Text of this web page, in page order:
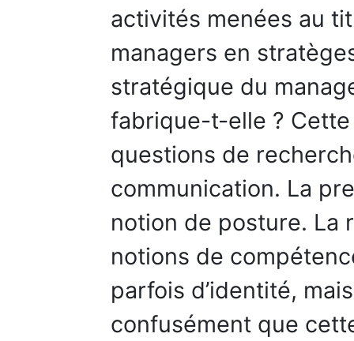
activités menées au
managers en
stratégique du
fabrique-t-elle ?
questions de
communication. La
notion de posture. La
notions de
parfois d’identité,
confusément que